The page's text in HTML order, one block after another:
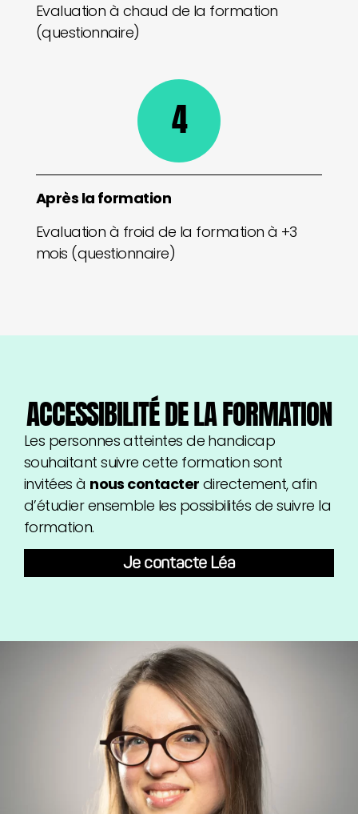
Evaluation à chaud de la formation
(questionnaire)
4
Après la formation
Evaluation à froid de la formation à +3
mois (questionnaire)
ACCESSIBILITÉ DE LA FORMATION
Les personnes atteintes de handicap
souhaitant suivre cette formation sont
invitées à nous contacter directement, afin
d’étudier ensemble les possibilités de suivre la
formation.
Je contacte Léa